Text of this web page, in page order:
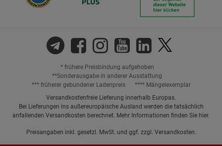
* frühere Preisbindung aufgehoben
**Sonderausgabe in anderer Ausstattung
*** früherer gebundener Ladenpreis
**** Mängelexemplar
Versandkostenfreie Lieferung innerhalb Europas.
Bei Lieferungen ins außereuropäische Ausland werden die tatsächlich
anfallenden Versandkosten berechnet. Mehr Informationen finden Sie hier.
Preisangaben inkl. gesetzl. MwSt. und ggf. zzgl. Versandkosten.